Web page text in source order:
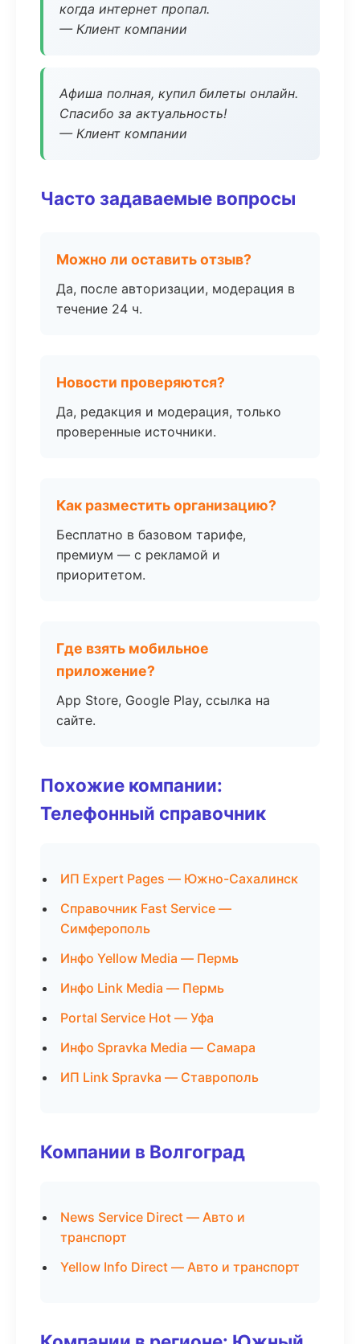
когда интернет пропал.
— Клиент компании
Афиша полная, купил билеты онлайн.
Спасибо за актуальность!
— Клиент компании
Часто задаваемые вопросы
Можно ли оставить отзыв?
Да, после авторизации, модерация в
течение 24 ч.
Новости проверяются?
Да, редакция и модерация, только
проверенные источники.
Как разместить организацию?
Бесплатно в базовом тарифе,
премиум — с рекламой и
приоритетом.
Где взять мобильное
приложение?
App Store, Google Play, ссылка на
сайте.
Похожие компании:
Телефонный справочник
ИП Expert Pages — Южно-Сахалинск
Справочник Fast Service —
Симферополь
Инфо Yellow Media — Пермь
Инфо Link Media — Пермь
Portal Service Hot — Уфа
Инфо Spravka Media — Самара
ИП Link Spravka — Ставрополь
Компании в Волгоград
News Service Direct — Авто и
транспорт
Yellow Info Direct — Авто и транспорт